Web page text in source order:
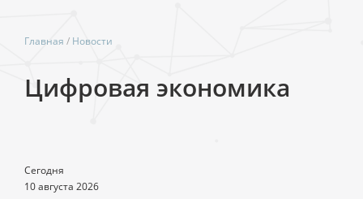
Главная / Новости
Цифровая экономика
Сегодня
10 августа 2026